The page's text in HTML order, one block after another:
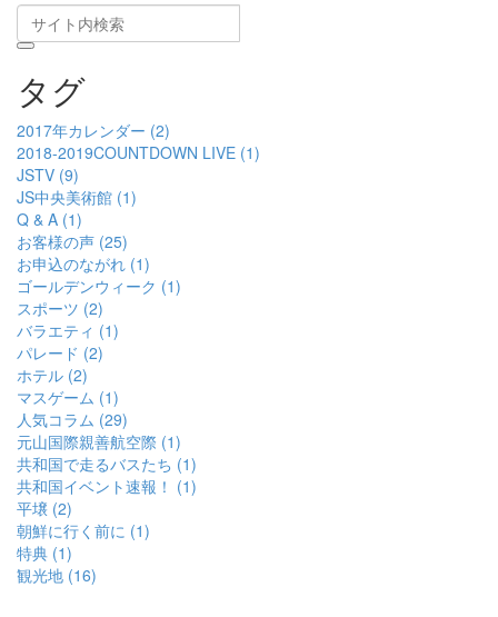
タグ
2017年カレンダー (2)
2018-2019COUNTDOWN LIVE (1)
JSTV (9)
JS中央美術館 (1)
Q & A (1)
お客様の声 (25)
お申込のながれ (1)
ゴールデンウィーク (1)
スポーツ (2)
バラエティ (1)
パレード (2)
ホテル (2)
マスゲーム (1)
人気コラム (29)
元山国際親善航空際 (1)
共和国で走るバスたち (1)
共和国イベント速報！ (1)
平壌 (2)
朝鮮に行く前に (1)
特典 (1)
観光地 (16)